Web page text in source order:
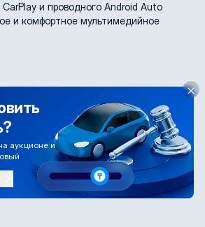
и проводного Android Auto
и комфортное мультимедийное
аукционе и